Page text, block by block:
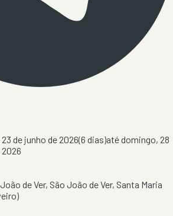
de junho de 2026(6 dias)atédomingo, 28
de Ver, São João de Ver, Santa Maria